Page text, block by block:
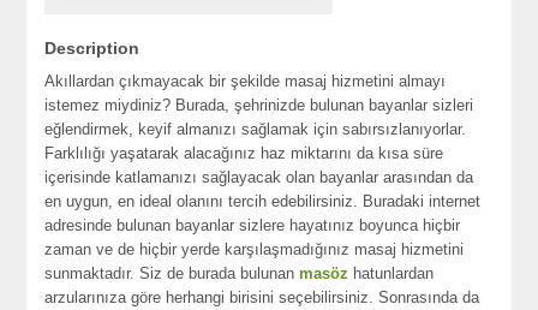
Description
Akıllardan çıkmayacak bir şekilde masaj hizmetini almayı
istemez miydiniz? Burada, şehrinizde bulunan bayanlar sizleri
eğlendirmek, keyif almanızı sağlamak için sabırsızlanıyorlar.
Farklılığı yaşatarak alacağınız haz miktarını da kısa süre
içerisinde katlamanızı sağlayacak olan bayanlar arasından da
en uygun, en ideal olanını tercih edebilirsiniz. Buradaki internet
adresinde bulunan bayanlar sizlere hayatınız boyunca hiçbir
zaman ve de hiçbir yerde karşılaşmadığınız masaj hizmetini
sunmaktadır. Siz de burada bulunanmasöz hatunlardan
arzularınıza göre herhangi birisini seçebilirsiniz. Sonrasında da